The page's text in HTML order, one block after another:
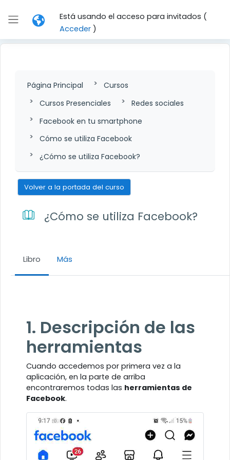
Panel lateral
Está usando el acceso para invitados (
Acceder)
Página Principal
Cursos
Cursos Presenciales
Redes sociales
Facebook en tu smartphone
Cómo se utiliza Facebook
¿Cómo se utiliza Facebook?
Volver a la portada del curso
¿Cómo se utiliza Facebook?
Libro Más
1. Descripción de las
herramientas
Cuando accedemos por primera vez a la
aplicación, en la parte de arriba
encontraremos todas las herramientas de
Facebook.